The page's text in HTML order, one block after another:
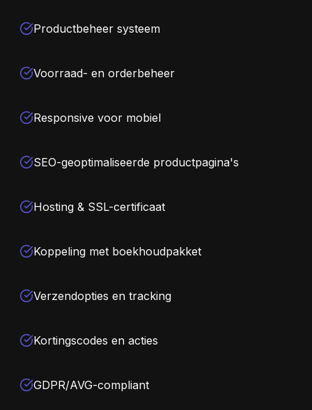
Productbeheer systeem
Voorraad- en orderbeheer
Responsive voor mobiel
SEO-geoptimaliseerde productpagina's
Hosting & SSL-certificaat
Koppeling met boekhoudpakket
Verzendopties en tracking
Kortingscodes en acties
GDPR/AVG-compliant